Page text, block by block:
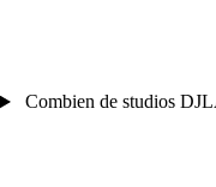
Combien de studios